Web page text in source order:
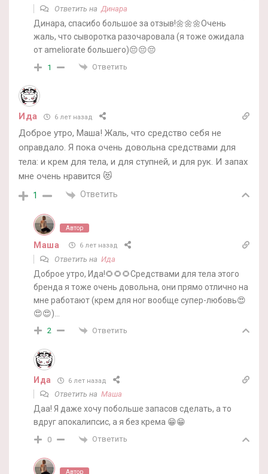
Ответить на Динара
Динара, спасибо большое за отзыв!🌼🌼🌼Очень
жаль, что сыворотка разочаровала (я тоже ожидала
от ameliorate большего)😔😔😔
1 Ответить
Ида 6 лет назад
Доброе утро, Маша! Жаль, что средство себя не
оправдало. Я пока очень довольна средствами для
тела: и крем для тела, и для ступней, и для рук. И запах
мне очень нравится 😻
1 Ответить
Автор
Маша 6 лет назад
Ответить на Ида
Доброе утро, Ида!🌻🌻🌻Средствами для тела этого
бренда я тоже очень довольна, они прямо отлично на
мне работают (крем для ног вообще супер-любовь😍
😍😍)…
2 Ответить
Ида 6 лет назад
Ответить на Маша
Даа! Я даже хочу побольше запасов сделать, а то
вдруг апокалипсис, а я без крема 😁😁
0 Ответить
Автор